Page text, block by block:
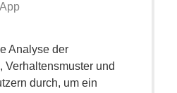
Analyse der
Verhaltensmuster und
durch, um ein